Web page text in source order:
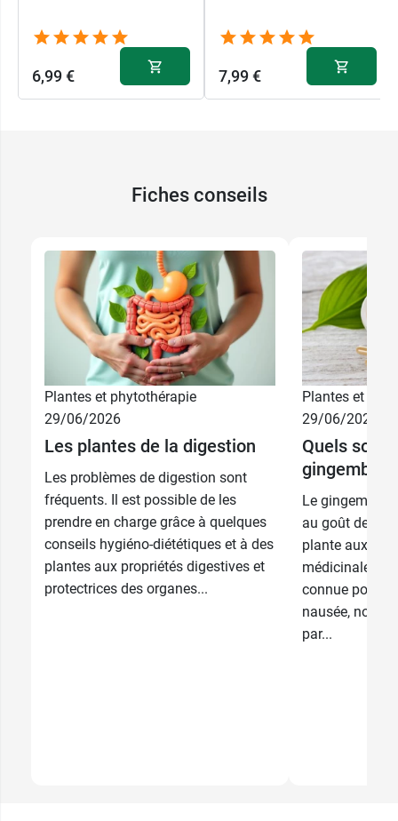
6,99 € 7,99 €
Fiches conseils
Plantes et phytothérapie
29/06/2026
Les plantes de la digestion
Les problèmes de digestion sont
fréquents. Il est possible de les
prendre en charge grâce à quelques
conseils hygiéno-diététiques et à des
plantes aux propriétés digestives et
protectrices des organes...
Plantes et
29/06/2026
Quels sont
gingembre
Le gingembre
au goût de
plante aux
médicinales.
connue pour
nausée,
par...